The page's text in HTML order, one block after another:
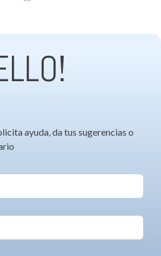
ayuda, da tus sugerencias o